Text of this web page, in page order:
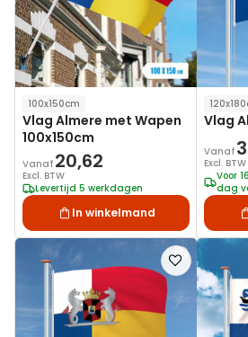
100x150cm
Vlag Almere met Wapen
100x150cm
Vanaf 20,62
Excl. BTW
Levertijd 5 werkdagen
In winkelmand
Vlag
Vanaf
Excl. BTW
Voor
dag
Voeg
toe
aan
verlanglijst